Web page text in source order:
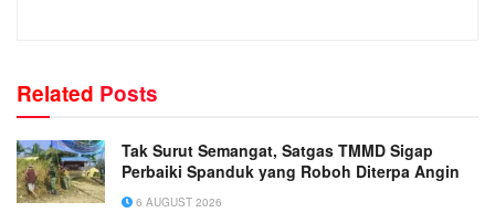
Related Posts
Tak Surut Semangat, Satgas TMMD Sigap
Perbaiki Spanduk yang Roboh Diterpa Angin
6 AUGUST 2026